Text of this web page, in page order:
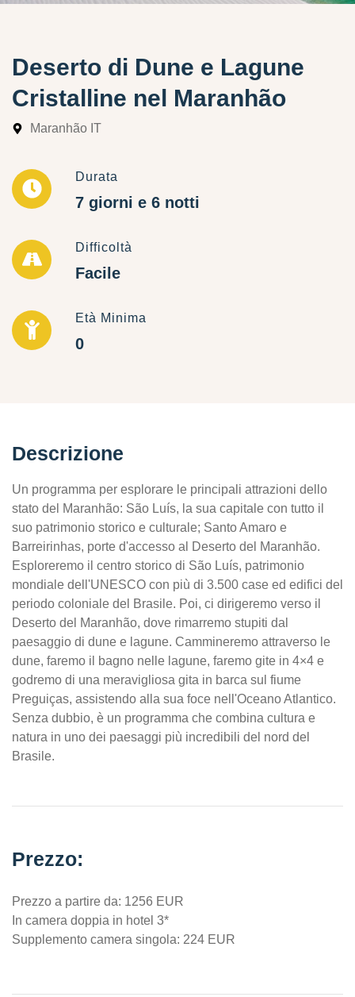
Deserto di Dune e Lagune
Cristalline nel Maranhão
Maranhão IT
Durata
7 giorni e 6 notti
Difficoltà
Facile
Età Minima
0
Descrizione
Un programma per esplorare le principali attrazioni dello
stato del Maranhão: São Luís, la sua capitale con tutto il
suo patrimonio storico e culturale; Santo Amaro e
Barreirinhas, porte d'accesso al Deserto del Maranhão.
Esploreremo il centro storico di São Luís, patrimonio
mondiale dell'UNESCO con più di 3.500 case ed edifici del
periodo coloniale del Brasile. Poi, ci dirigeremo verso il
Deserto del Maranhão, dove rimarremo stupiti dal
paesaggio di dune e lagune. Cammineremo attraverso le
dune, faremo il bagno nelle lagune, faremo gite in 4×4 e
godremo di una meravigliosa gita in barca sul fiume
Preguiças, assistendo alla sua foce nell'Oceano Atlantico.
Senza dubbio, è un programma che combina cultura e
natura in uno dei paesaggi più incredibili del nord del
Brasile.
Prezzo:
Prezzo a partire da: 1256 EUR
In camera doppia in hotel 3*
Supplemento camera singola: 224 EUR